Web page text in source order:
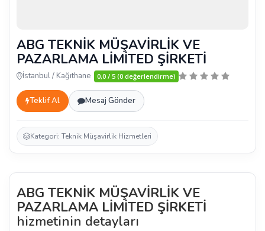
ABG TEKNİK MÜŞAVİRLİK VE
PAZARLAMA LİMİTED ŞİRKETİ
İstanbul / Kağıthane 0,0 / 5 (0 değerlendirme)
Teklif Al Mesaj Gönder
Kategori: Teknik Müşavirlik Hizmetleri
ABG TEKNİK MÜŞAVİRLİK VE
PAZARLAMA LİMİTED ŞİRKETİ
hizmetinin detayları